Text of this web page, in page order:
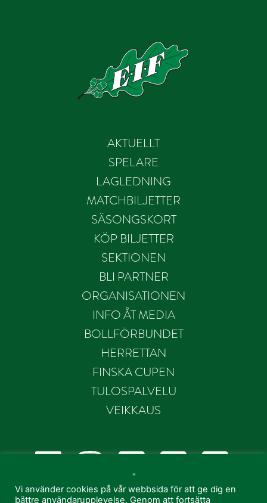
AKTUELLT
SPELARE
LAGLEDNING
MATCHBILJETTER
SÄSONGSKORT
KÖP BILJETTER
SEKTIONEN
BLI PARTNER
ORGANISATIONEN
INFO ÅT MEDIA
BOLLFÖRBUNDET
HERRETTAN
FINSKA CUPEN
TULOSPALVELU
VEIKKAUS
“
Vi använder cookies på vår webbsida för att ge dig en
bättre användarupplevelse. Genom att fortsätta